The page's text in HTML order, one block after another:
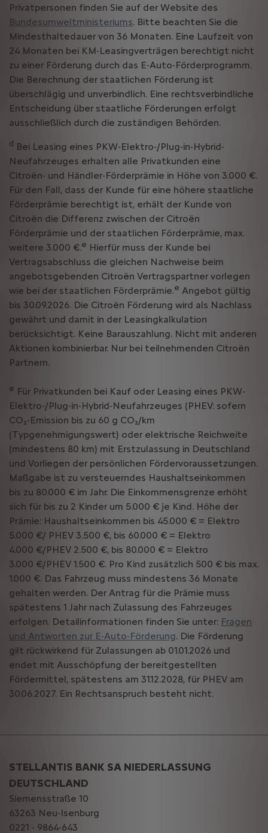
Privatpersonen finden Sie auf der Website des
Bundesumweltministeriums. Bitte beachten Sie die
Mindesthaltedauer von 36 Monaten. Eine Laufzeit von
24 Monaten bei KM-Leasingverträgen berechtigt nicht
zu einer Förderung durch das E-Auto-Förderprogramm.
Die Berechnung der staatlichen Förderung ist
überschlägig und unverbindlich. Eine rechtsverbindliche
Entscheidung über staatliche Förderungen erfolgt
ausschließlich durch die zuständigen Behörden.
d Bei Leasing eines PKW-Elektro-/Plug-in-Hybrid-
Neufahrzeuges erhalten alle Privatkunden eine
Citroën- und Händler-Förderprämie in Höhe von 3.000 €.
Für den Fall, dass der Kunde für eine höhere staatliche
Förderprämie berechtigt ist, erhält der Kunde von
Citroën die Differenz zwischen der Citroën
Förderprämie und der staatlichen Förderprämie, max.
weitere 3.000 €.e Hierfür muss der Kunde bei
Vertragsabschluss die gleichen Nachweise beim
angebotsgebenden Citroën Vertragspartner vorlegen
wie bei der staatlichen Förderprämie.e Angebot gültig
bis 30.09.2026. Die Citroën Förderung wird als Nachlass
gewährt und damit in der Leasingkalkulation
berücksichtigt. Keine Barauszahlung. Nicht mit anderen
Aktionen kombinierbar. Nur bei teilnehmenden Citroën
Partnern.
e Für Privatkunden bei Kauf oder Leasing eines PKW-
Elektro-/Plug-in-Hybrid-Neufahrzeuges (PHEV: sofern
CO₂-Emission bis zu 60 g CO₂/km
(Typgenehmigungswert) oder elektrische Reichweite
(mindestens 80 km) mit Erstzulassung in Deutschland
und Vorliegen der persönlichen Fördervoraussetzungen.
Maßgabe ist zu versteuerndes Haushaltseinkommen
bis zu 80.000 € im Jahr. Die Einkommensgrenze erhöht
sich für bis zu 2 Kinder um 5.000 € je Kind. Höhe der
Prämie: Haushaltseinkommen bis 45.000 € = Elektro
5.000 €/ PHEV 3.500 €, bis 60.000 € = Elektro
4.000 €/PHEV 2.500 €, bis 80.000 € = Elektro
3.000 €/PHEV 1.500 €. Pro Kind zusätzlich 500 € bis max.
1.000 €. Das Fahrzeug muss mindestens 36 Monate
gehalten werden. Der Antrag für die Prämie muss
spätestens 1 Jahr nach Zulassung des Fahrzeuges
erfolgen. Detailinformationen finden Sie unter: Fragen
und Antworten zur E-Auto-Förderung. Die Förderung
gilt rückwirkend für Zulassungen ab 01.01.2026 und
endet mit Ausschöpfung der bereitgestellten
Fördermittel, spätestens am 31.12.2028, für PHEV am
30.06.2027. Ein Rechtsanspruch besteht nicht.
STELLANTIS BANK SA NIEDERLASSUNG
DEUTSCHLAND
Siemensstraße 10
63263 Neu-Isenburg
0221 - 9864-643